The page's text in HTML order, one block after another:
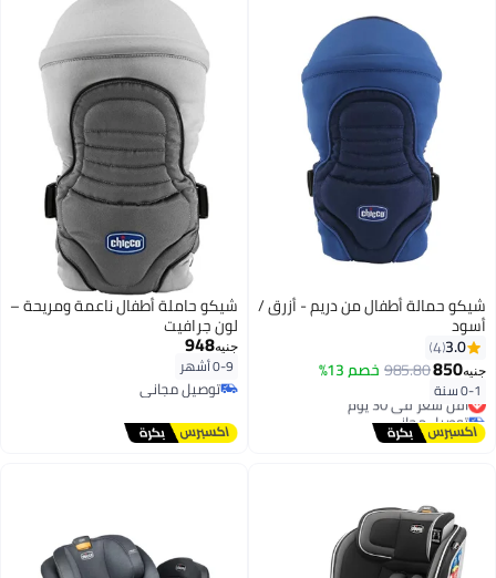
شيكو حمالة أطفال من دريم - أزرق /
أسود
3.0
4
جنيه850
985.80خصم 13%
0-1 سنةأقل سعر في 30 يوم
توصيل مجاني
أقل سعر في 30 يوم
شيكو حاملة أطفال ناعمة ومريحة –
لون جرافيت
جنيه948
0-9 أشهر
توصيل مجاني
توصيل مجاني